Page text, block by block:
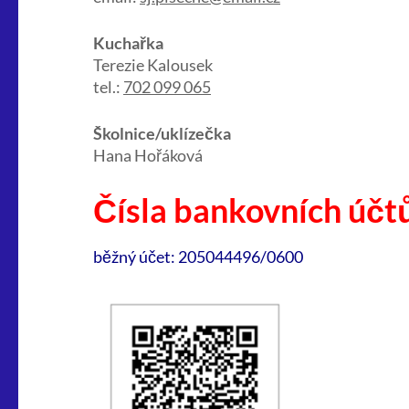
Kuchařka
Terezie Kalousek
tel.: 702 099 065
Školnice/uklízečka
Hana Hořáková
Čísla bankovních
běžný účet: 205044496/0600